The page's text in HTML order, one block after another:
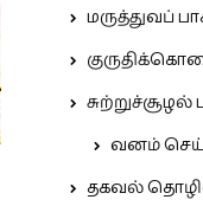
மருத்துவப்
வனம்
தகவல்